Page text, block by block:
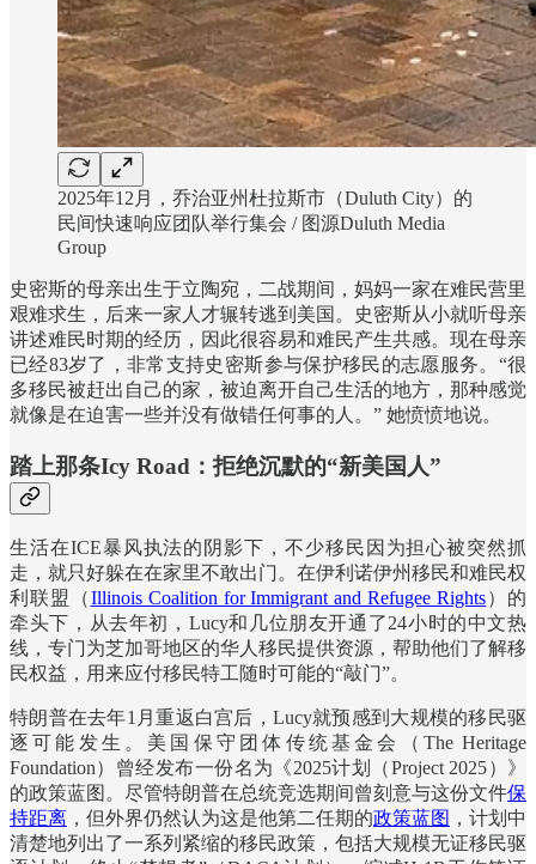
2025年12月，乔治亚州杜拉斯市（Duluth City）的
民间快速响应团队举行集会 / 图源Duluth Media
Group
史密斯的母亲出生于立陶宛，二战期间，妈妈一家在难民营里
艰难求生，后来一家人才辗转逃到美国。史密斯从小就听母亲
讲述难民时期的经历，因此很容易和难民产生共感。现在母亲
已经83岁了，非常支持史密斯参与保护移民的志愿服务。“很
多移民被赶出自己的家，被迫离开自己生活的地方，那种感觉
就像是在迫害一些并没有做错任何事的人。” 她愤愤地说。
踏上那条Icy Road：拒绝沉默的“新美国人”
生活在ICE暴风执法的阴影下，不少移民因为担心被突然抓
走，就只好躲在在家里不敢出门。在伊利诺伊州移民和难民权
利联盟（Illinois Coalition for Immigrant and Refugee Rights）的
牵头下，从去年初，Lucy和几位朋友开通了24小时的中文热
线，专门为芝加哥地区的华人移民提供资源，帮助他们了解移
民权益，用来应付移民特工随时可能的“敲门”。
特朗普在去年1月重返白宫后，Lucy就预感到大规模的移民驱
逐可能发生。美国保守团体传统基金会（The Heritage
Foundation）曾经发布一份名为《2025计划（Project 2025）》
的政策蓝图。尽管特朗普在总统竞选期间曾刻意与这份文件保
持距离 ，但外界仍然认为这是他第二任期的政策蓝图 ，计划中
清楚地列出了一系列紧缩的移民政策，包括大规模无证移民驱